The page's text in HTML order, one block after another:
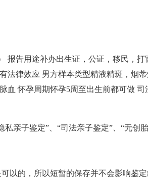
报告用途补办出生证，公证，移民，打
法律效应 男方样本类型精液精斑，烟蒂
血 怀孕周期怀孕5周至出生前都可做 司
亲子鉴定”、“司法亲子鉴定”、“无创
以的，所以短暂的保存并不会影响鉴定